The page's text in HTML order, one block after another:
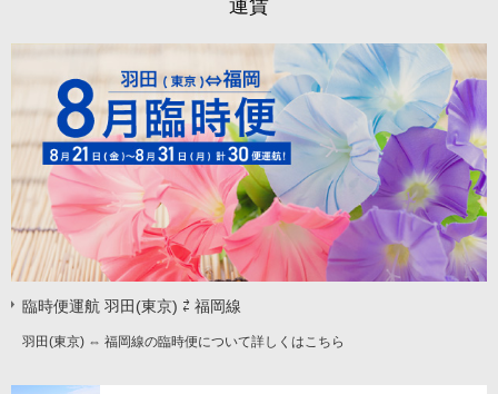
運賃
臨時便運航 羽田(東京) ⇄ 福岡線
羽田(東京) ⇔ 福岡線の臨時便について詳しくはこちら